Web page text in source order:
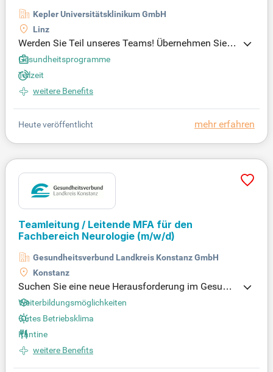
Kepler Universitätsklinikum GmbH
Linz
Werden Sie Teil unseres Teams! Übernehmen Sie ä
rztliche Tätigkeiten gemäß der aktuellen Ausbildun
gsordnungen, führen Sie neurologische Untersuchu
ngen durch, stellen Sie Diagnosen, beteiligen Sie si
ch an interdisziplinären Besprechungen und förder
n Sie die studentische Betreuung.
Gesundheitsprogramme
Teilzeit
weitere Benefits
mehr erfahren
Heute veröffentlicht
Teamleitung / Leitende MFA für den
Fachbereich Neurologie (m/w/d)
Gesundheitsverbund Landkreis Konstanz GmbH
Konstanz
Suchen Sie eine neue Herausforderung im Gesund
heitswesen? Werden Sie Teamleiter/in in der Neuro
logischen Praxis am MVZ Konstanz! In dieser Vollz
eitposition leiten Sie das Praxisteam und optimiere
n die Abläufe in enger Zusammenarbeit mit der Ärz
tlichen und Betriebsleitung. Ihre Aufgaben umfass
Weiterbildungsmöglichkeiten
Gutes Betriebsklima
Kantine
weitere Benefits